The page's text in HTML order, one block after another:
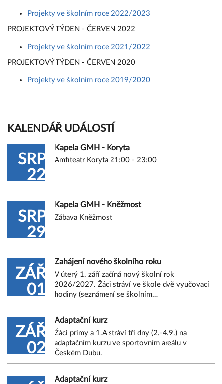
Projekty ve školním roce 2022/2023
PROJEKTOVÝ TÝDEN - ČERVEN 2022
Projekty ve školním roce 2021/2022
PROJEKTOVÝ TÝDEN - ČERVEN 2020
Projekty ve školním roce 2019/2020
KALENDÁŘ UDÁLOSTÍ
SRP
22
Kapela GMH - Koryta
Amfiteatr Koryta 21:00 - 23:00
SRP
29
Kapela GMH - Kněžmost
Zábava Kněžmost
ZÁŘ
01
Zahájení nového školního roku
V úterý 1. září začíná nový školní rok
2026/2027. Žáci stráví ve škole dvě vyučovací
hodiny (seznámení se školním…
ZÁŘ
02
Adaptační kurz
Žáci primy a 1.A stráví tři dny (2.-4.9.) na
adaptačním kurzu ve sportovním areálu v
Českém Dubu.
Adaptační kurz